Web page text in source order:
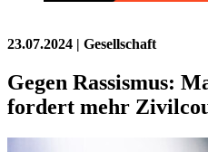
23.07.2024 | Gesellschaft
Gegen Rassismus:
fordert mehr